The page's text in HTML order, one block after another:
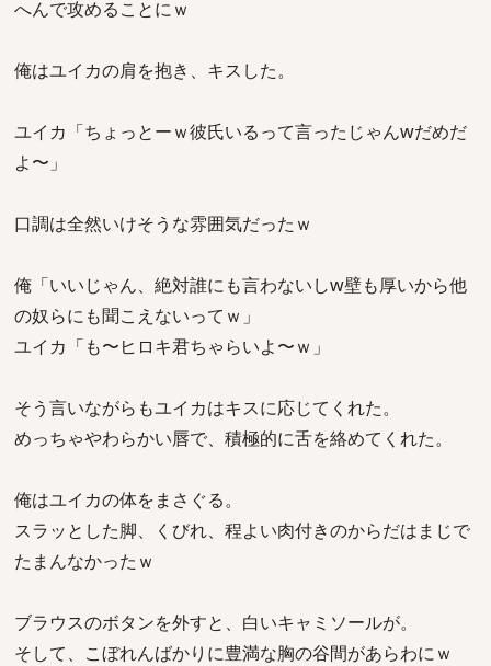
へんで攻めることにｗ
俺はユイカの肩を抱き、キスした。
ユイカ「ちょっとーｗ彼氏いるって言ったじゃんwだめだ
よ〜」
口調は全然いけそうな雰囲気だったｗ
俺「いいじゃん、絶対誰にも言わないしw壁も厚いから他
の奴らにも聞こえないってｗ」
ユイカ「も〜ヒロキ君ちゃらいよ〜ｗ」
そう言いながらもユイカはキスに応じてくれた。
めっちゃやわらかい唇で、積極的に舌を絡めてくれた。
俺はユイカの体をまさぐる。
スラッとした脚、くびれ、程よい肉付きのからだはまじで
たまんなかったｗ
ブラウスのボタンを外すと、白いキャミソールが。
そして、こぼれんばかりに豊満な胸の谷間があらわにｗ